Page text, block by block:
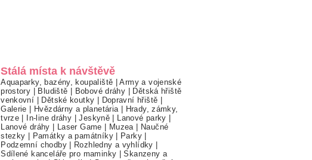
Stálá místa k návštěvě
Aquaparky, bazény, koupaliště |Army a vojenské
prostory | Bludiště | Bobové dráhy | Dětská hřiště
venkovní | Dětské koutky | Dopravní hřiště |
Galerie | Hvězdárny a planetária | Hrady, zámky,
tvrze | In-line dráhy |Jeskyně | Lanové parky |
Lanové dráhy | Laser Game | Muzea | Naučné
stezky | Památky a památníky| Parky |
Podzemní chodby| Rozhledny a vyhlídky |
Sdílené kanceláře pro maminky |Skanzeny a